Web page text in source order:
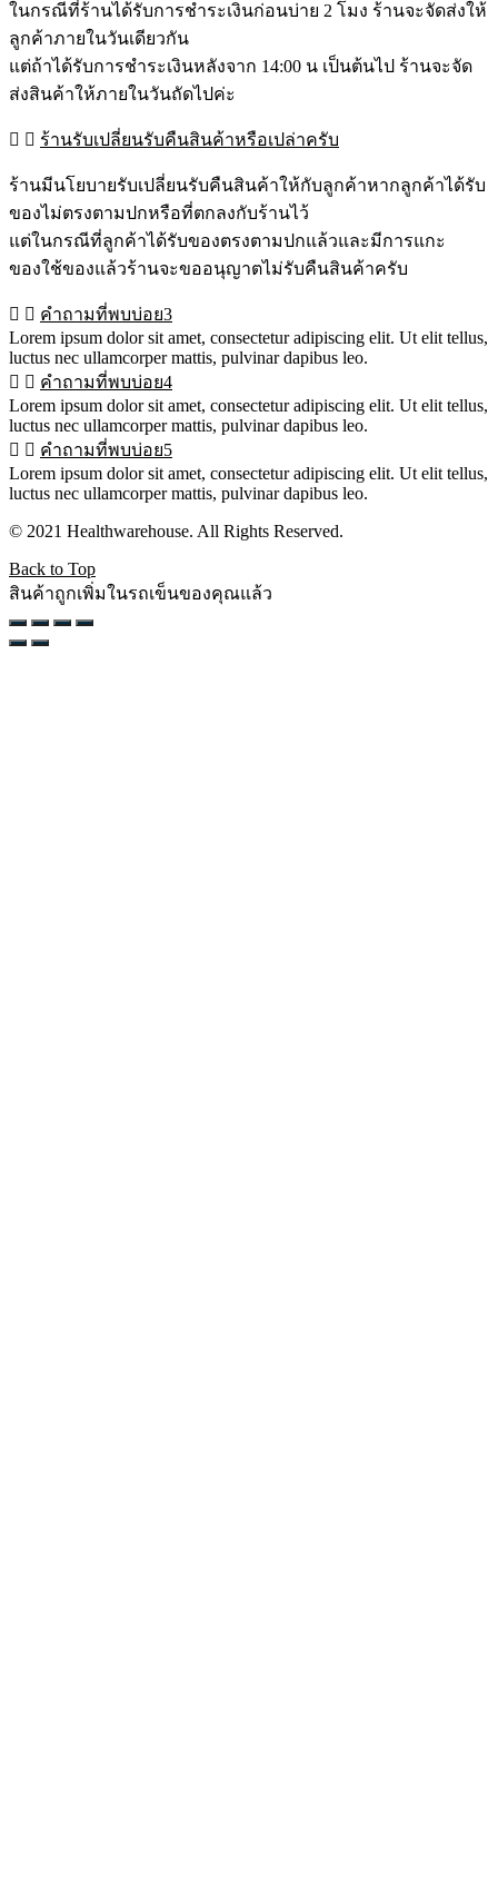
ในกรณีที่ร้านได้รับการชำระเงินก่อนบ่าย 2 โมง ร้านจะจัดส่งให้
ลูกค้าภายในวันเดียวกัน
แต่ถ้าได้รับการชำระเงินหลังจาก 14:00 น เป็นต้นไป ร้านจะจัด
ส่งสินค้าให้ภายในวันถัดไปค่ะ
ร้านรับเปลี่ยนรับคืนสินค้าหรือเปล่าครับ
ร้านมีนโยบายรับเปลี่ยนรับคืนสินค้าให้กับลูกค้าหากลูกค้าได้รับ
ของไม่ตรงตามปกหรือที่ตกลงกับร้านไว้
แต่ในกรณีที่ลูกค้าได้รับของตรงตามปกแล้วและมีการแกะ
ของใช้ของแล้วร้านจะขออนุญาตไม่รับคืนสินค้าครับ
คำถามที่พบบ่อย3
Lorem ipsum dolor sit amet, consectetur adipiscing elit. Ut elit tellus,
luctus nec ullamcorper mattis, pulvinar dapibus leo.
คำถามที่พบบ่อย4
Lorem ipsum dolor sit amet, consectetur adipiscing elit. Ut elit tellus,
luctus nec ullamcorper mattis, pulvinar dapibus leo.
คำถามที่พบบ่อย5
Lorem ipsum dolor sit amet, consectetur adipiscing elit. Ut elit tellus,
luctus nec ullamcorper mattis, pulvinar dapibus leo.
© 2021 Healthwarehouse. All Rights Reserved.
Back to Top
สินค้าถูกเพิ่มในรถเข็นของคุณแล้ว